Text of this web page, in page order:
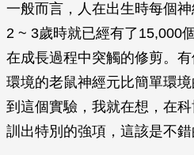
一般而言，人在出生時每個
2 ~ 3歲時就已經有了15,000
在成長過程中突觸的修剪。
環境的老鼠神經元比簡單環
到這個實驗，我就在想，在
訓出特別的強項，這該是不錯